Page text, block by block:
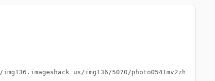
us/img136/5070/